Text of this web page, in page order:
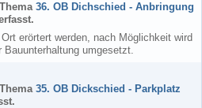
36. OB Dichschied - Anbringung
erörtert werden, nach Möglichkeit wird
umgesetzt.
35. OB Dickschied - Parkplatz